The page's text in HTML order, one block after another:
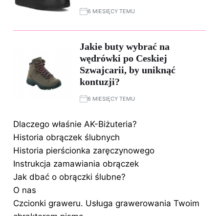
6 MIESIĘCY TEMU
Jakie buty wybrać na
wędrówki po Ceskiej
Szwajcarii, by uniknąć
kontuzji?
6 MIESIĘCY TEMU
Dlaczego właśnie AK-Biżuteria?
Historia obrączek ślubnych
Historia pierścionka zaręczynowego
Instrukcja zamawiania obrączek
Jak dbać o obrączki ślubne?
O nas
Czcionki graweru. Usługa grawerowania Twoim